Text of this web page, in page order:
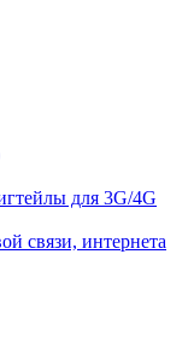
для 3G/4G
связи, интернета